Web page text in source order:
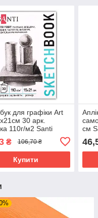
для графіки Art
30 арк.
110г/м2 Santi
₴ 106,70 ₴
Купити
см